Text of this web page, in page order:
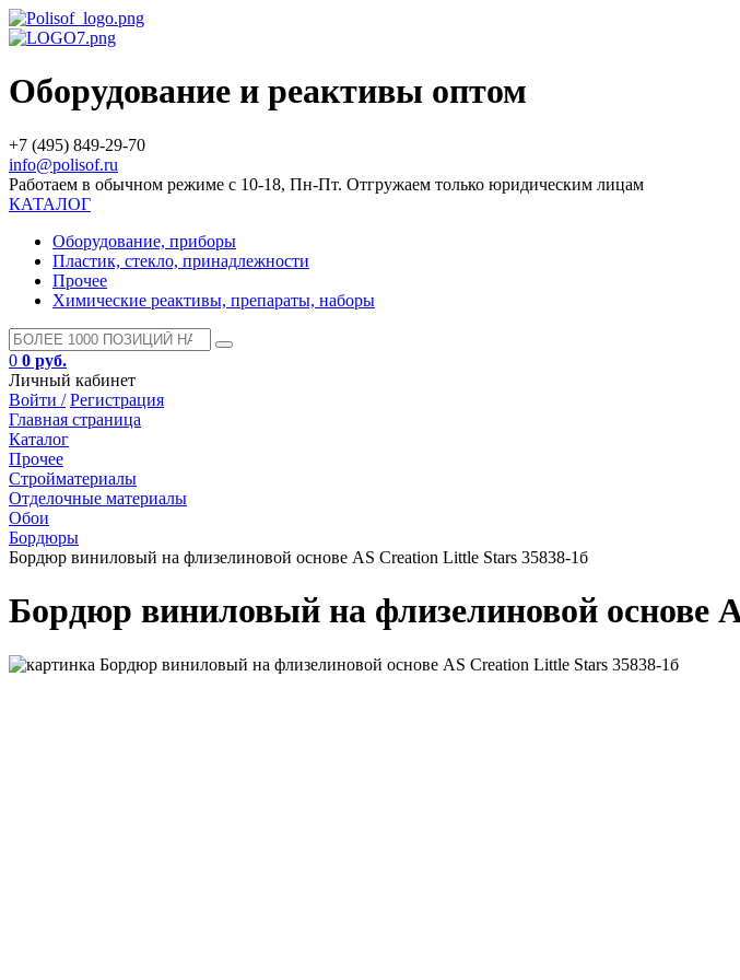
Оборудование и реактивы оптом
+7 (495) 849-29-70
info@polisof.ru
Работаем в обычном режиме с 10-18, Пн-Пт. Отгружаем только юридическим лицам
КАТАЛОГ
Оборудование, приборы
Пластик, стекло, принадлежности
Прочее
Химические реактивы, препараты, наборы
0 0 руб.
Личный кабинет
Войти / Регистрация
Главная страница
Каталог
Прочее
Стройматериалы
Отделочные материалы
Обои
Бордюры
Бордюр виниловый на флизелиновой основе AS Creation Little Stars 35838-1б
Бордюр виниловый на флизелиновой основе